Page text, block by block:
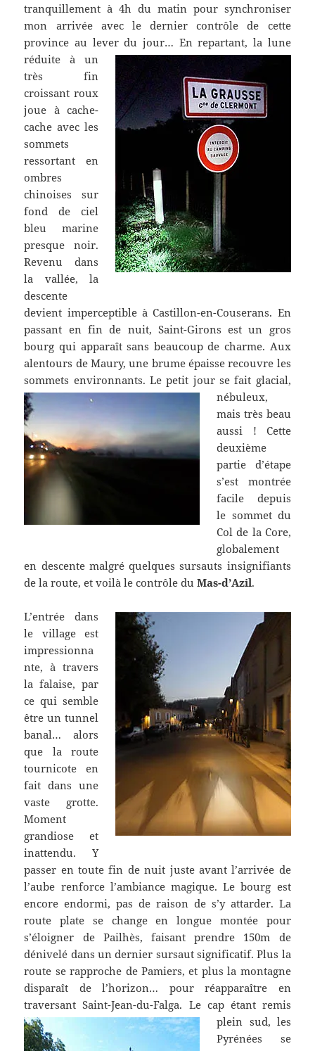
tranquillement à 4h du matin pour synchroniser
mon arrivée avec le dernier contrôle de cette
province au lever du jour… En repartant, la lune
réduite à un
très fin
croissant roux
joue à cache-
cache avec les
sommets
ressortant en
ombres
chinoises sur
fond de ciel
bleu marine
presque noir.
Revenu dans
la vallée, la
descente
devient imperceptible à Castillon-en-Couserans. En
passant en fin de nuit, Saint-Girons est un gros
bourg qui apparaît sans beaucoup de charme. Aux
alentours de Maury, une brume épaisse recouvre les
sommets environnants. Le petit jour se fait glacial,
nébuleux,
mais très beau
aussi ! Cette
deuxième
partie d’étape
s’est montrée
facile depuis
le sommet du
Col de la Core,
globalement
en descente malgré quelques sursauts insignifiants
de la route, et voilà le contrôle duMas-d’Azil.
L’entrée dans
le village est
impressionna
nte, à travers
la falaise, par
ce qui semble
être un tunnel
banal… alors
que la route
tournicote en
fait dans une
vaste grotte.
Moment
grandiose et
inattendu. Y
passer en toute fin de nuit juste avant l’arrivée de
l’aube renforce l’ambiance magique. Le bourg est
encore endormi, pas de raison de s’y attarder. La
route plate se change en longue montée pour
s’éloigner de Pailhès, faisant prendre 150m de
dénivelé dans un dernier sursaut significatif. Plus la
route se rapproche de Pamiers, et plus la montagne
disparaît de l’horizon… pour réapparaître en
traversant Saint-Jean-du-Falga. Le cap étant remis
plein sud, les
Pyrénées se